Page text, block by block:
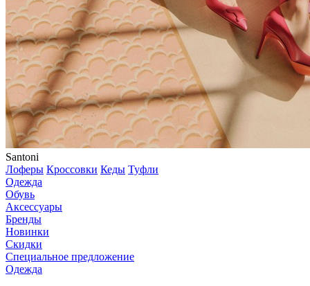
Santoni
Лоферы Кроссовки Кеды Туфли
Одежда
Обувь
Аксессуары
Бренды
Новинки
Скидки
Специальное предложение
Одежда